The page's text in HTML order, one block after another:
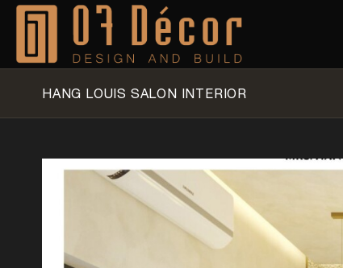
Skip
HANG LOUIS SALON INTERIOR